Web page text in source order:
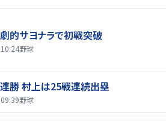
的サヨナラで初戦突破
野球
連勝 村上は25戦連続出塁
野球